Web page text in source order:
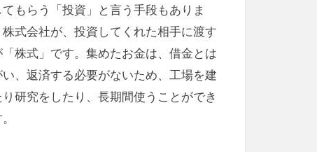
てもらう「投資」と言う手段もありま
式会社が、投資してくれた相手に渡す
株式」です。集めたお金は、借金とは
い、返済する必要がないため、工場を建
り研究をしたり、長期間使うことができ